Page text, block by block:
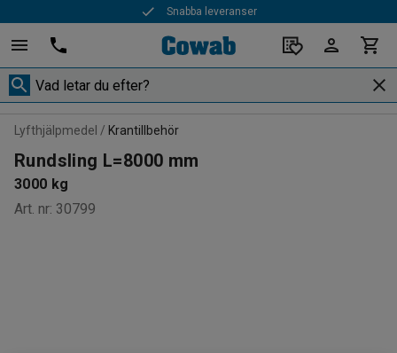
Snabba leveranser
Lyfthjälpmedel Krantillbehör
Rundsling L=8000 mm
3000 kg
Art. nr: 30799